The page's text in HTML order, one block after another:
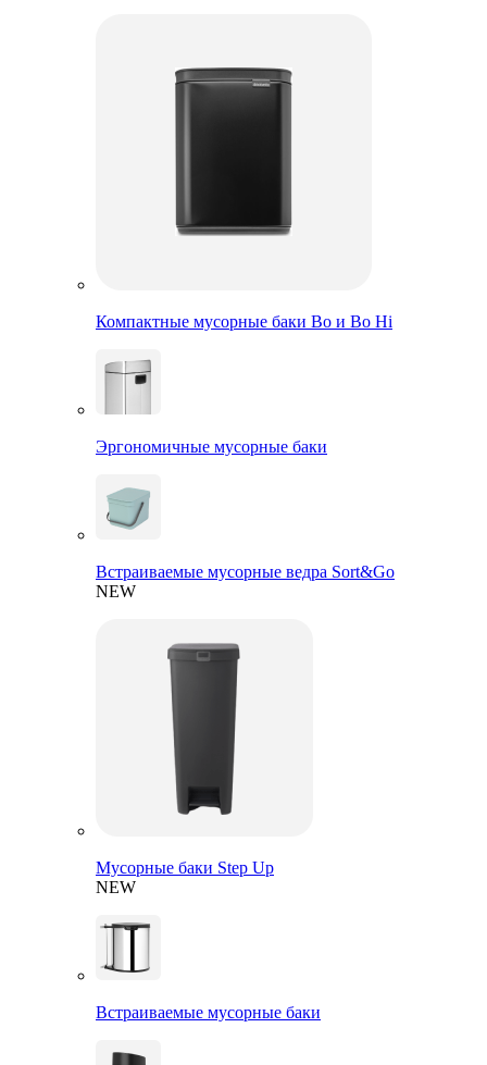
Компактные мусорные баки Bo и Bo Hi
Эргономичные мусорные баки
Встраиваемые мусорные ведра Sort&Go
NEW
Мусорные баки Step Up
NEW
Встраиваемые мусорные баки